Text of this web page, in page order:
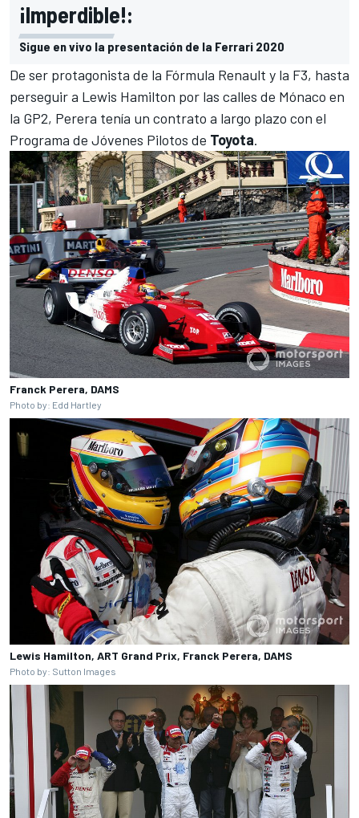
¡Imperdible!:
Sigue en vivo la presentación de la Ferrari 2020
De ser protagonista de la Fórmula Renault y la F3, hasta
perseguir a Lewis Hamilton por las calles de Mónaco en
la GP2, Perera tenía un contrato a largo plazo con el
Programa de Jóvenes Pilotos de Toyota.
Franck Perera, DAMS
Photo by: Edd Hartley
Lewis Hamilton, ART Grand Prix, Franck Perera, DAMS
Photo by: Sutton Images